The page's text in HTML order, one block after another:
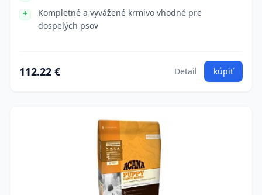
Kompletné a vyvážené krmivo vhodné pre
dospelých psov
112.22 € Detail kúpiť